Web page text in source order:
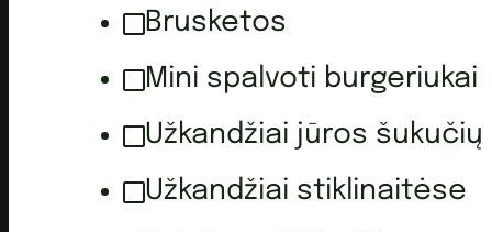
Brusketos
Mini spalvoti burgeriukai
Užkandžiai jūros
Užkandžiai stiklinaitėse